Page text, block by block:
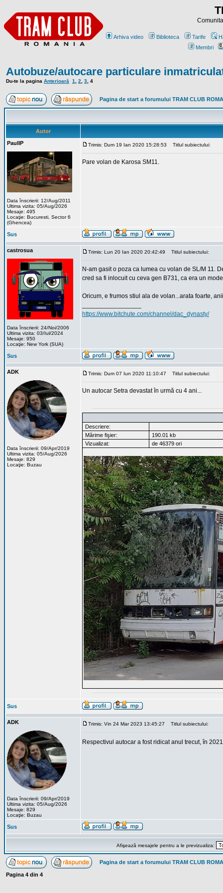
Arhiva video Biblioteca Tarife
Membri
Autobuze/autocare particulare
Du-te la pagina Anterioară 1 2 3 4
Pagina de start a forumului TRAM CLUB
Autor
PaulIP
Data înscrierii: 12/Aug/2011
Ultima vizita: 05/Aug/2026
Mesaje: 495
Locaţie: Bucuresti, Sector 6
(Ghencea)
Trimis: Dum 19 Ian 2020 15:28:53 Titlul subiectului:
Pare volan de Karosa SM11.
Sus
castrosua
Data înscrierii: 24/Noi/2006
Ultima vizita: 03/Iul/2024
Mesaje: 950
Locaţie: New York (SUA)
Trimis: Lun 20 Ian 2020 20:42:49 Titlul subiectului:
N-am gasit o poza ca lumea cu volan de SL/M 11.
cred sa fi inlocuit cu ceva gen B731, ca era un
Oricum, e frumos stiul ala de volan...arata foarte,
https://www.bitchute.com/channel/dac_dynasty/
Sus
ADK
Data înscrierii: 09/Apr/2019
Ultima vizita: 05/Aug/2026
Mesaje: 829
Locaţie: Buzau
Trimis: Dum 07 Iun 2020 11:10:47 Titlul subiectului:
Un autocar Setra devastat în urmă cu 4 ani...
Descriere:
Mărime fişier:
190.01 kb
Vizualizat:
de 46379 ori
Sus
ADK
Data înscrierii: 09/Apr/2019
Ultima vizita: 05/Aug/2026
Mesaje: 829
Locaţie: Buzau
Trimis: Vin 24 Mar 2023 13:45:27 Titlul subiectului:
Respectivul autocar a fost ridicat anul trecut, în
Sus
Afişează mesajele pentru a le previzualiza:
Pagina de start a forumului TRAM CLUB
Pagina 4 din 4